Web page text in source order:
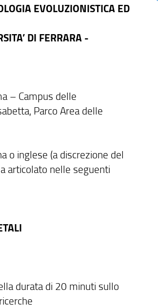
EVOLUZIONISTICA ED
DI FERRARA -
– Campus delle
Parco Area delle
o inglese (a discrezione del
articolato nelle seguenti
durata di 20 minuti sullo